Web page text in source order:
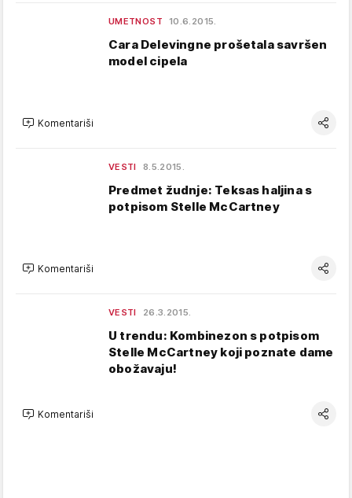
UMETNOST 10.6.2015.
Cara Delevingne prošetala savršen
model cipela
Komentariši
VESTI 8.5.2015.
Predmet žudnje: Teksas haljina s
potpisom Stelle McCartney
Komentariši
VESTI 26.3.2015.
U trendu: Kombinezon s potpisom
Stelle McCartney koji poznate dame
obožavaju!
Komentariši